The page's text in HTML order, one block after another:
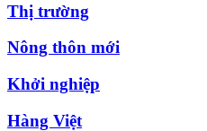
Thị trường
Nông thôn mới
Khởi nghiệp
Hàng Việt